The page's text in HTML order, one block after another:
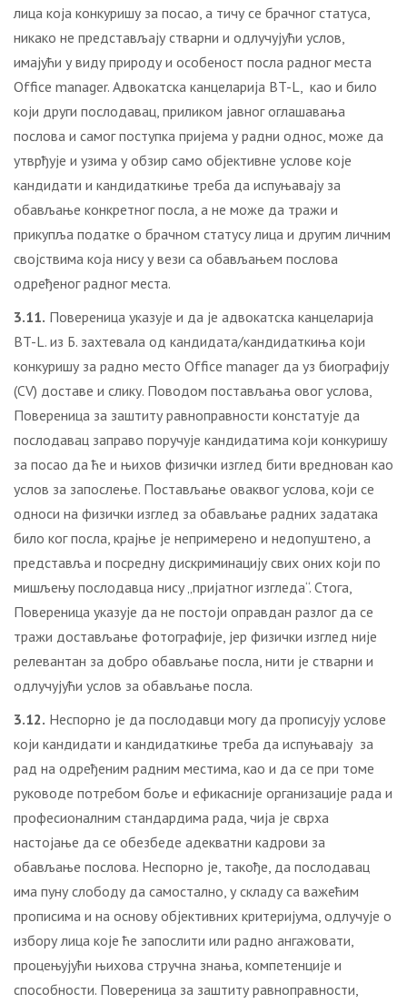
лица која конкуришу за посао, а тичу се брачног статуса,
никако не представљају стварни и одлучујући услов,
имајући у виду природу и особеност посла радног места
Office manager. Адвокатска канцеларија BT-L, као и било
који други послодавац, приликом јавног оглашавања
послова и самог поступка пријема у радни однос, може да
утврђује и узима у обзир само објективне услове које
кандидати и кандидаткиње треба да испуњавају за
обављање конкретног посла, а не може да тражи и
прикупља податке о брачном статусу лица и другим личним
својствима која нису у вези са обављањем послова
одређеног радног места.
3.11. Повереница указује и да је адвокатска канцеларија
BT-L. из Б. захтевала од кандидата/кандидаткиња који
конкуришу за радно место Office manager да уз биографију
(CV) доставе и слику. Поводом постављања овог услова,
Повереница за заштиту равноправности констатује да
послодавац заправо поручује кандидатима који конкуришу
за посао да ће и њихов физички изглед бити вреднован као
услов за запослење. Постављање оваквог услова, који се
односи на физички изглед за обављање радних задатака
било ког посла, крајње је непримерено и недопуштено, а
представља и посредну дискриминацију свих оних који по
мишљењу послодавца нису „пријатног изгледа“. Стога,
Повереница указује да не постоји оправдан разлог да се
тражи достављање фотографије, јер физички изглед није
релевантан за добро обављање посла, нити је стварни и
одлучујући услов за обављање посла.
3.12. Неспорно је да послодавци могу да прописују услове
који кандидати и кандидаткиње треба да испуњавају за
рад на одређеним радним местима, као и да се при томе
руководе потребом боље и ефикасније организације рада и
професионалним стандардима рада, чија је сврха
настојање да се обезбеде адекватни кадрови за
обављање послова. Неспорно је, такође, да послодавац
има пуну слободу да самостално, у складу са важећим
прописима и на основу објективних критеријума, одлучује о
избору лица које ће запослити или радно ангажовати,
процењујући њихова стручна знања, компетенције и
способности. Повереница за заштиту равноправности,